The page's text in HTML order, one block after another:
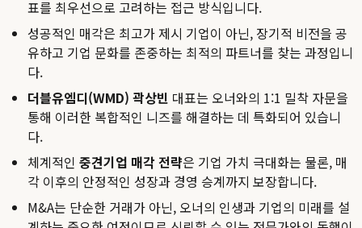
표를 최우선으로 고려하는 접근 방식입니다.
성공적인 매각은 최고가 제시 기업이 아닌, 장기적 비전을 공
유하고 기업 문화를 존중하는 최적의 파트너를 찾는 과정입니
다.
더블유엠디(WMD) 곽상빈 대표는 오너와의 1:1 밀착 자문을
통해 이러한 복합적인 니즈를 해결하는 데 특화되어 있습니
다.
체계적인 중견기업 매각 전략은 기업 가치 극대화는 물론, 매
각 이후의 안정적인 성장과 경영 승계까지 보장합니다.
M&A는 단순한 거래가 아닌, 오너의 인생과 기업의 미래를 설